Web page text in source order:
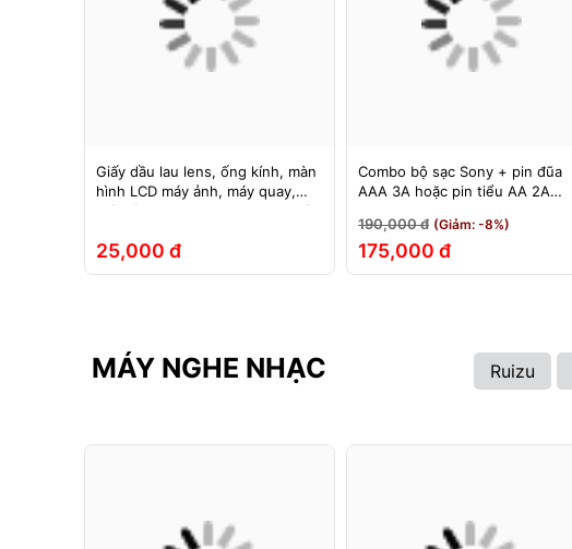
Giấy dầu lau lens, ống kính, màn
hình LCD máy ảnh, máy quay,
máy tính, laptop, điện thoại, máy
25,000 đ
Combo bộ sạc Sony + pin đũa
AAA 3A hoặc pin tiểu AA 2A
190,000 đ (Giảm: -8%)
175,000 đ
MÁY NGHE NHẠC Ruizu